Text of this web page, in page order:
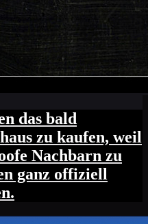
das bald
zu kaufen, weil
Nachbarn zu
ganz offiziell